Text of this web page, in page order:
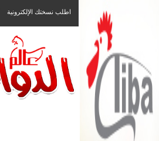
اطلب نسختك الإلكترونية